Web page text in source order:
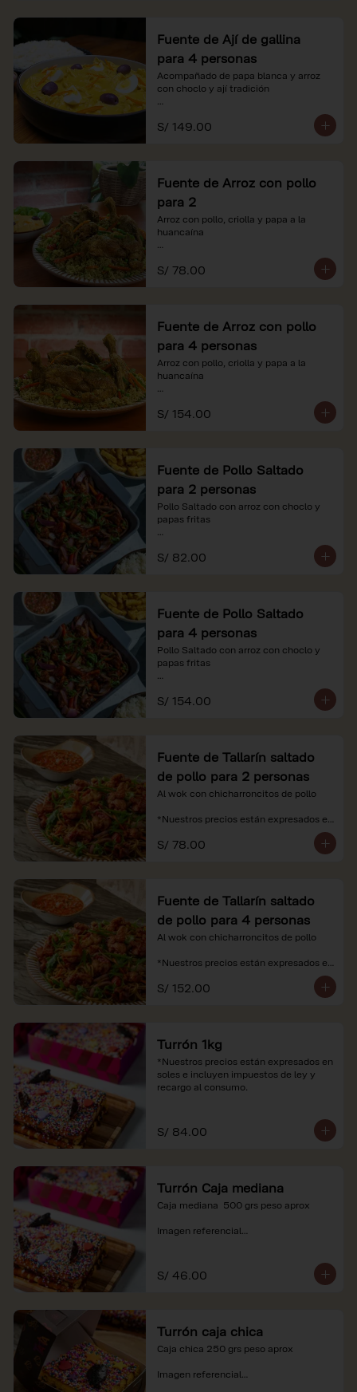
Fuente de Ají de gallina
para 4 personas
Acompañado de papa blanca y arroz
con choclo y ají tradición
*Nuestros precios están expresados en
soles e incluyen impuestos de ley y
S/ 149.00
Fuente de Arroz con pollo
para 2
Arroz con pollo, criolla y papa a la
huancaína
*Nuestros precios están expresados en
soles e incluyen impuestos de ley y
S/ 78.00
Fuente de Arroz con pollo
para 4 personas
Arroz con pollo, criolla y papa a la
huancaína
*Nuestros precios están expresados en
soles e incluyen impuestos de ley y
S/ 154.00
Fuente de Pollo Saltado
para 2 personas
Pollo Saltado con arroz con choclo y
papas fritas
*Nuestros precios están expresados en
soles e incluyen impuestos de ley y
S/ 82.00
Fuente de Pollo Saltado
para 4 personas
Pollo Saltado con arroz con choclo y
papas fritas
*Nuestros precios están expresados en
soles e incluyen impuestos de ley y
S/ 154.00
Fuente de Tallarín saltado
de pollo para 2 personas
Al wok con chicharroncitos de pollo
*Nuestros precios están expresados en
recargo al consumo.
S/ 78.00
Fuente de Tallarín saltado
de pollo para 4 personas
Al wok con chicharroncitos de pollo
*Nuestros precios están expresados en
recargo al consumo.
S/ 152.00
Turrón 1kg
*Nuestros precios están expresados en
soles e incluyen impuestos de ley y
recargo al consumo.
S/ 84.00
Turrón Caja mediana
Caja mediana  500 grs peso aprox
Imagen referencial
soles e incluyen impuestos de ley y
recargo al consumo.
S/ 46.00
Turrón caja chica
Caja chica 250 grs peso aprox
Imagen referencial